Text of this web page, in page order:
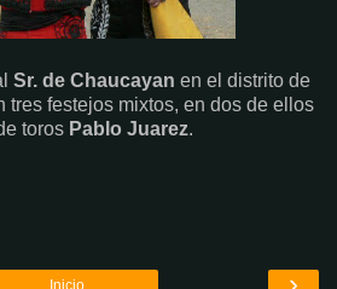
Sr. de Chaucayan en el distrito de
tres festejos mixtos, en dos de ellos
toros Pablo Juarez.
Inicio